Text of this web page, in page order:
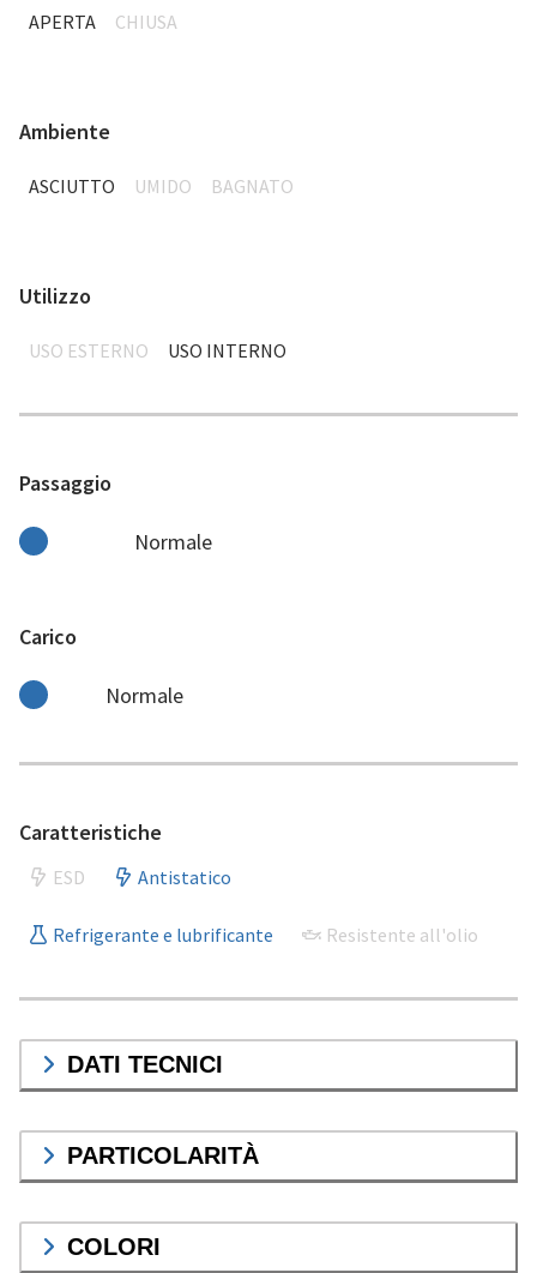
APERTA CHIUSA
Ambiente
ASCIUTTO UMIDO BAGNATO
Utilizzo
USO ESTERNO USO INTERNO
Passaggio
Normale
Carico
Normale
Caratteristiche
ESD Antistatico
Refrigerante e lubrificante Resistente all'olio
DATI TECNICI
PARTICOLARITÀ
COLORI